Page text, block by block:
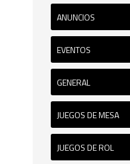
ANUNCIOS
EVENTOS
GENERAL
JUEGOS DE MESA
JUEGOS DE ROL